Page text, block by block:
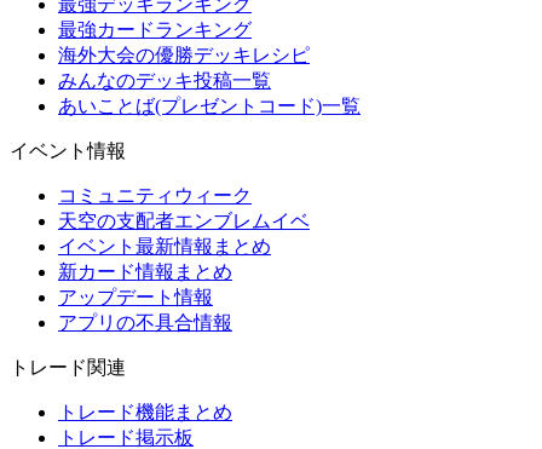
最強デッキランキング
最強カードランキング
海外大会の優勝デッキレシピ
みんなのデッキ投稿一覧
あいことば(プレゼントコード)一覧
イベント情報
コミュニティウィーク
天空の支配者エンブレムイベ
イベント最新情報まとめ
新カード情報まとめ
アップデート情報
アプリの不具合情報
トレード関連
トレード機能まとめ
トレード掲示板